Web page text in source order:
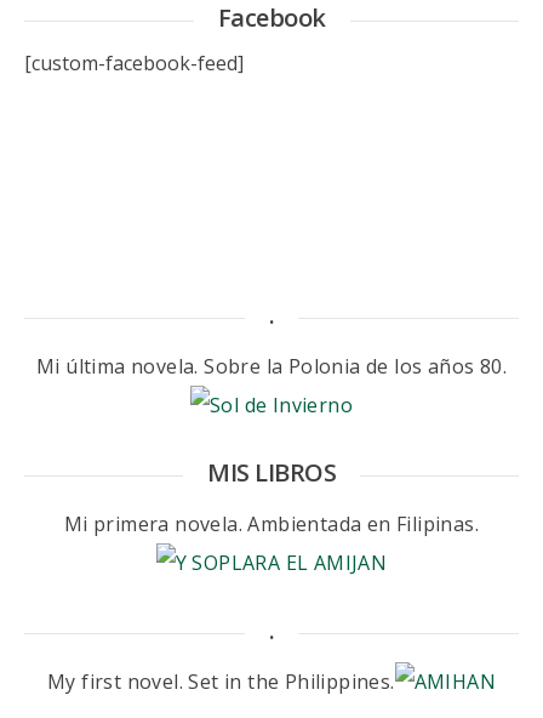
Facebook
[custom-facebook-feed]
.
Mi última novela. Sobre la Polonia de los años 80.
MIS LIBROS
Mi primera novela. Ambientada en Filipinas.
.
My first novel. Set in the Philippines.